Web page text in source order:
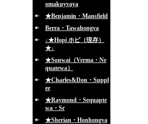
omakuyvaya
★Benjamin・Mansfield
Berra・Tawahongva
↓★Hopi ホピ（現存）
★↓
★Sonwai（Verma・Ne
quatewa）
★Charles&Don・Suppl
ee
★Raymond・Sequapte
wa・Sr
★Sherian・Honhongva